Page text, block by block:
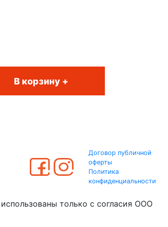
В корзину +
Договор публичной
оферты
Политика
конфиденциальности
только с согласия ООО